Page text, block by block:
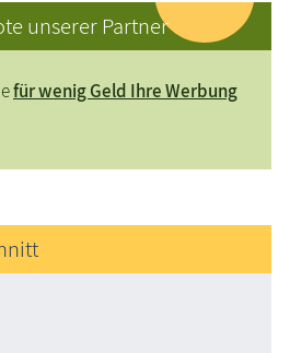
unserer Partner
für wenig Geld Ihre Werbung